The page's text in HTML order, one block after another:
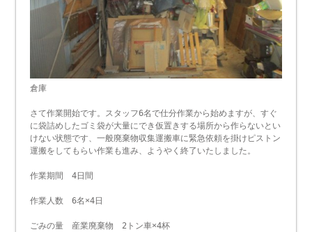
倉庫
さて作業開始です。スタッフ6名で仕分作業から始めますが、すぐ
に袋詰めしたゴミ袋が大量にでき仮置きする場所から作らないとい
けない状態です、一般廃棄物収集運搬車に緊急依頼を掛けピストン
運搬をしてもらい作業も進み、ようやく終了いたしました。
作業期間 4日間
作業人数 6名×4日
ごみの量 産業廃棄物 2トン車×4杯